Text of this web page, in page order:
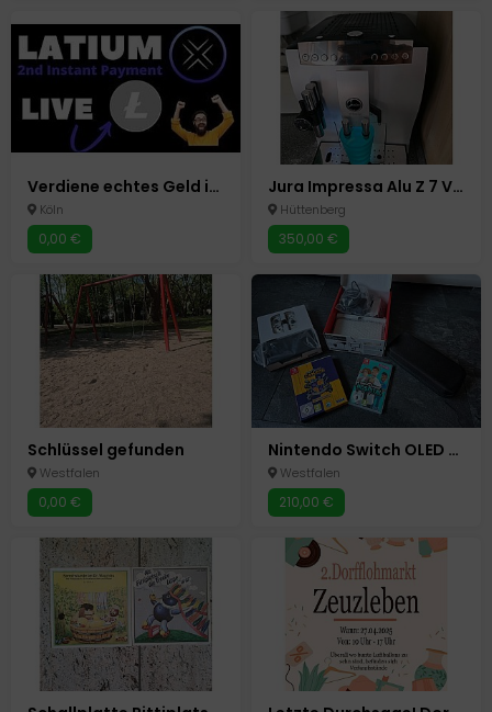
Verdiene echtes Geld in USDT, Bitcoin oder Ethereum – ganz einfach von zuhause aus!Möchtest du online Geld verdienen, ohne komplizierte Voraussetzungen oder
Köln
0,00 €
Jura Impressa Alu Z 7 Vollautomat wenig Bezüge
Hüttenberg
350,00 €
Schlüssel gefunden
Westfalen
0,00 €
Nintendo Switch OLED Weiß mit Zubehör und 4 Spiele
Westfalen
210,00 €